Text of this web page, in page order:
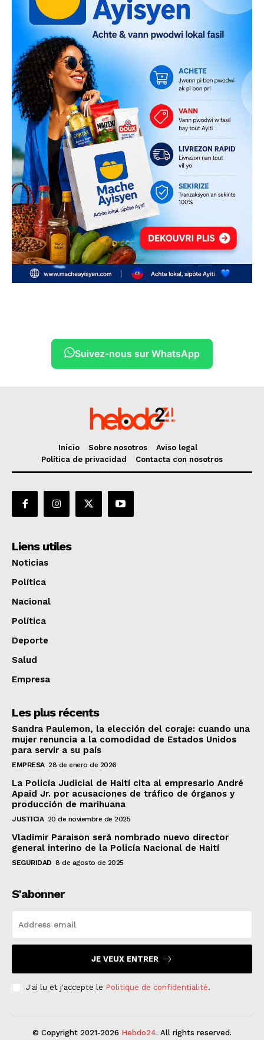
Suivez-nous sur WhatsApp
Inicio Sobre nosotros
Aviso legal
Política de privacidad
Contacta con nosotros
Liens utiles
Noticias
Política
Nacional
Política
Deporte
Salud
Empresa
Les plus récents
Sandra Paulemon, la elección del coraje: cuando una
mujer renuncia a la comodidad de Estados Unidos
para servir a su país
EMPRESA 28 de enero de 2026
La Policía Judicial de Haití cita al empresario André
Apaid Jr. por acusaciones de tráfico de órganos y
producción de marihuana
JUSTICIA 20 de noviembre de 2025
Vladimir Paraison será nombrado nuevo director
general interino de la Policía Nacional de Haití
SEGURIDAD 8 de agosto de 2025
S'abonner
JE VEUX ENTRER
J'ai lu et j'accepte le Politique de confidentialité.
© Copyright 2021-2026 Hebdo24. All rights reserved.